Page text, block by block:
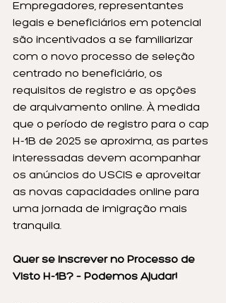
Empregadores, representantes
legais e beneficiários em potencial
são incentivados a se familiarizar
com o novo processo de seleção
centrado no beneficiário, os
requisitos de registro e as opções
de arquivamento online. À medida
que o período de registro para o cap
H-1B de 2025 se aproxima, as partes
interessadas devem acompanhar
os anúncios do USCIS e aproveitar
as novas capacidades online para
uma jornada de imigração mais
tranquila.
Quer se inscrever no Processo de
Visto H-1B? – Podemos Ajudar!